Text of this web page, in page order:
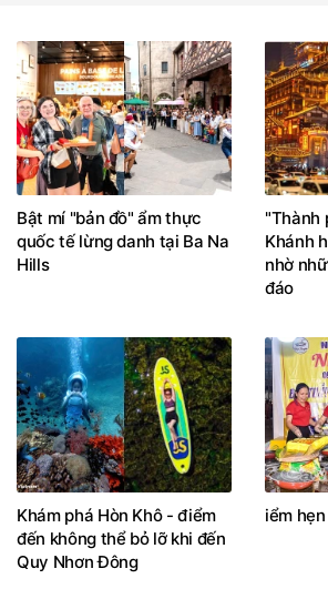
Bật mí "bản đồ" ẩm thực
quốc tế lừng danh tại Ba Na
Hills
"Thành
Khánh
nhờ
đáo
Khám phá Hòn Khô - điểm
đến không thể bỏ lỡ khi đến
Quy Nhơn Đông
iểm